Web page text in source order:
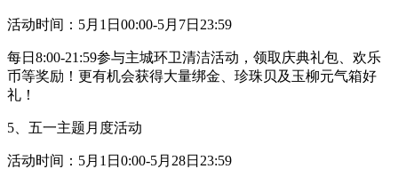
活动时间：5月1日00:00-5月7日23:59
每日8:00-21:59参与主城环卫清洁活动，领取庆典礼包、欢乐
币等奖励！更有机会获得大量绑金、珍珠贝及玉柳元气箱好
礼！
5、五一主题月度活动
活动时间：5月1日0:00-5月28日23:59